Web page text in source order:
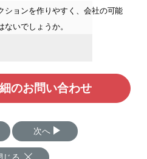
ションを作りやすく、会社の可能
いでしょうか。
のお問い合わせ
次へ